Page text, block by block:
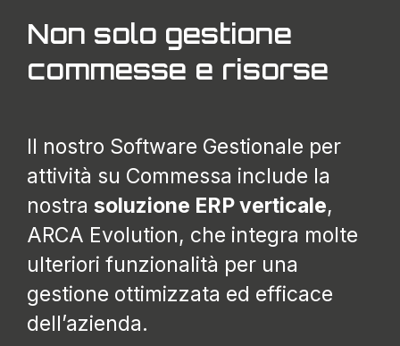
Non solo gestione
commesse e risorse
Il nostro Software Gestionale per
attività su Commessa include la
nostra soluzione ERP verticale,
ARCA Evolution, che integra molte
ulteriori funzionalità per una
gestione ottimizzata ed efficace
dell’azienda.